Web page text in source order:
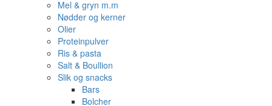
Mel & gryn m.m
Nødder og kerner
Olier
Proteinpulver
Ris & pasta
Salt & Boullion
Slik og snacks
Bars
Bolcher